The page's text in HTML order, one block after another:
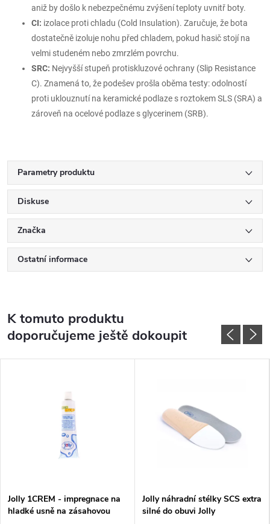
aniž by došlo k nebezpečnému zvýšení teploty uvnitř boty.
CI: izolace proti chladu (Cold Insulation). Zaručuje, že bota
dostatečně izoluje nohu před chladem, pokud hasič stojí na
velmi studeném nebo zmrzlém povrchu.
SRC: Nejvyšší stupeň protiskluzové ochrany (Slip Resistance
C). Znamená to, že podešev prošla oběma testy: odolností
proti uklouznutí na keramické podlaze s roztokem SLS (SRA) a
zároveň na ocelové podlaze s glycerinem (SRB).
Parametry produktu
Diskuse
Značka
Ostatní informace
K tomuto produktu
doporučujeme ještě dokoupit
Jolly 1CREM - impregnace na
hladké usně na zásahovou
Jolly náhradní stélky SCS extra
silné do obuvi Jolly